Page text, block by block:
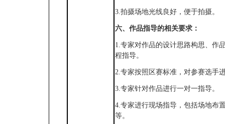
3.拍摄场地光线良好，便于拍摄。
六、作品指导的相关要求：
1.专家对作品的设计思路构思、作
程指导。
2.专家按照区赛标准，对参赛选手
3.专家针对作品进行一对一指导。
4.专家进行现场指导，包括场地布
等。